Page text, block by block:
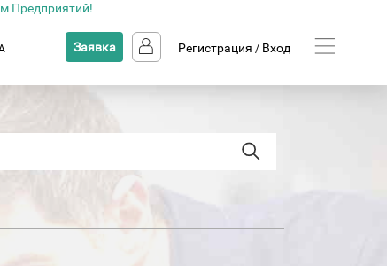
Предприятий!
Заявка Регистрация / Вход